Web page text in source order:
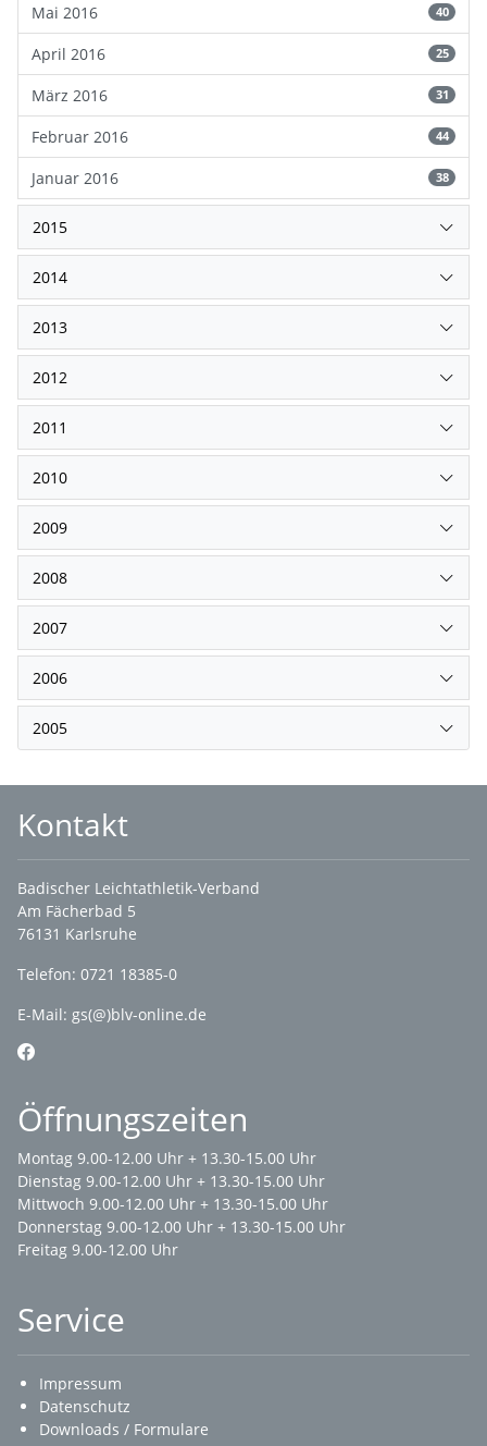
Mai 2016 40
April 2016 25
März 2016 31
Februar 2016 44
Januar 2016 38
2015
2014
2013
2012
2011
2010
2009
2008
2007
2006
2005
Kontakt
Badischer Leichtathletik-Verband
Am Fächerbad 5
76131 Karlsruhe
Telefon: 0721 18385-0
E-Mail: gs(@)blv-online.de
Öffnungszeiten
Montag 9.00-12.00 Uhr + 13.30-15.00 Uhr
Dienstag 9.00-12.00 Uhr + 13.30-15.00 Uhr
Mittwoch 9.00-12.00 Uhr + 13.30-15.00 Uhr
Donnerstag 9.00-12.00 Uhr + 13.30-15.00 Uhr
Freitag 9.00-12.00 Uhr
Service
Impressum
Datenschutz
Downloads / Formulare